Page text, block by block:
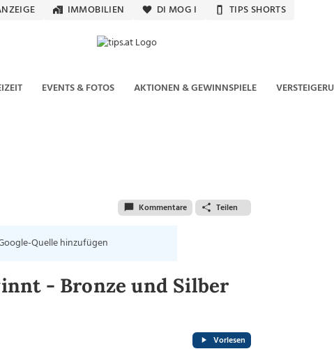
IMMOBILIEN DI MOG I TIPS SHORTS
EVENTS & FOTOS AKTIONEN & GEWINNSPIELE
Kommentare Teilen
Quelle hinzufügen
- Bronze und Silber
Vorlesen